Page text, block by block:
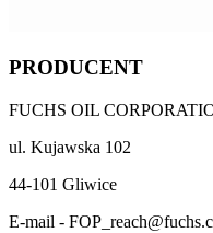
PRODUCENT
FUCHS OIL
ul. Kujawska 102
44-101 Gliwice
E-mail -